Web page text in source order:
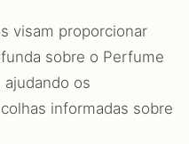
visam proporcionar
sobre o Perfume
os
informadas sobre